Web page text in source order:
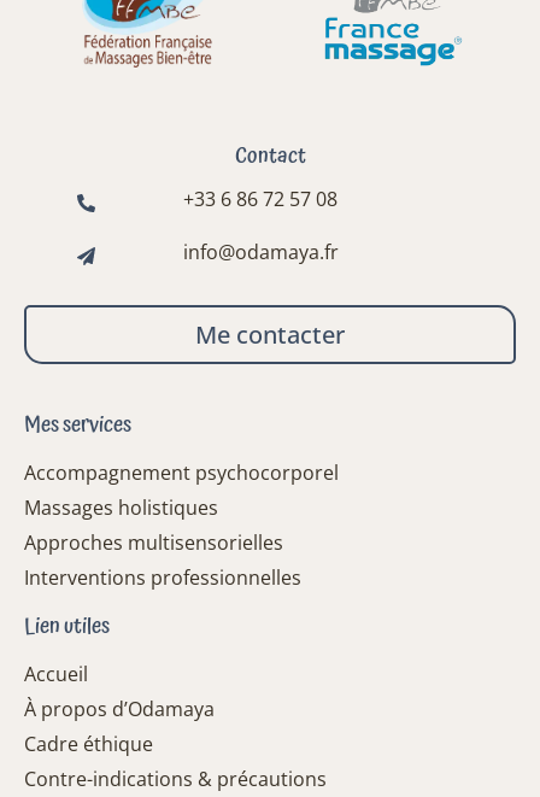
Contact
+33 6 86 72 57 08
info@odamaya.fr
Me contacter
Mes services
Accompagnement psychocorporel
Massages holistiques
Approches multisensorielles
Interventions professionnelles
Lien utiles
Accueil
À propos d’Odamaya
Cadre éthique
Contre-indications & précautions